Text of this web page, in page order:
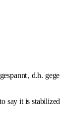
, d.h.
it is